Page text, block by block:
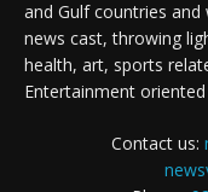
and Gulf countries
news cast, throwing
health, art, sports
Entertainment
Contact us: